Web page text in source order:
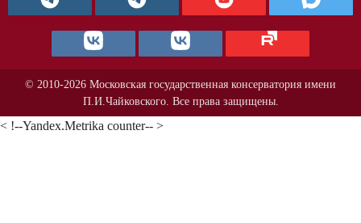
© 2010-2026 Московская государственная консерватория имени
П.И.Чайковского. Все права защищены.
< !--Yandex.Metrika counter-- >